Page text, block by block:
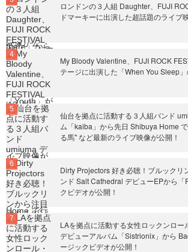
ロンドンの３人組 Daughter、FUJI
ドマーキーに出演した超話題のライブ
My Bloody Valentine、FUJI ROCK
テージに出演した「When You Sleep
仙台を拠点に活動する３人組バンド
ム「kaiba」から先日 Shibuya Home
る馬" など最新のライブ映像が公開！
Dirty Projectors 好き必聴！ブルックリ
ンド Salt Cathedral デビューEPから「
クビデオが公開！
LAを拠点に活動する女性ロックンロ
デビューアルバム「Sistrionix」から
ージックビデオが公開！